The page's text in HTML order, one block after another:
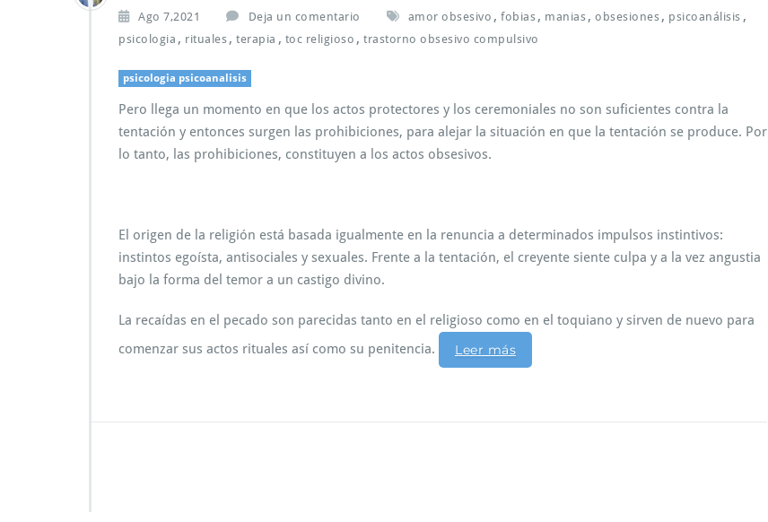
Ago 7,2021 Deja un comentario amor obsesivo , fobias , manias , obsesiones , psicoanálisis ,
psicologia , rituales , terapia , toc religioso , trastorno obsesivo compulsivo
psicologia psicoanalisis
Pero llega un momento en que los actos protectores y los ceremoniales no son suficientes contra la
tentación y entonces surgen las prohibiciones, para alejar la situación en que la tentación se produce. Por
lo tanto, las prohibiciones, constituyen a los actos obsesivos.
El origen de la religión está basada igualmente en la renuncia a determinados impulsos instintivos:
instintos egoísta, antisociales y sexuales. Frente a la tentación, el creyente siente culpa y a la vez angustia
bajo la forma del temor a un castigo divino.
La recaídas en el pecado son parecidas tanto en el religioso como en el toquiano y sirven de nuevo para
comenzar sus actos rituales así como su penitencia.
Leer más